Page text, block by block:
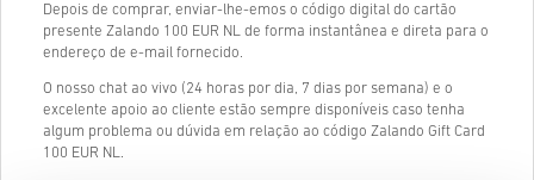
Depois de comprar, enviar-lhe-emos o código digital do cartão
presente Zalando 100 EUR NL de forma instantânea e direta para o
endereço de e-mail fornecido.
O nosso chat ao vivo (24 horas por dia, 7 dias por semana) e o
excelente apoio ao cliente estão sempre disponíveis caso tenha
algum problema ou dúvida em relação ao código Zalando Gift Card
100 EUR NL.